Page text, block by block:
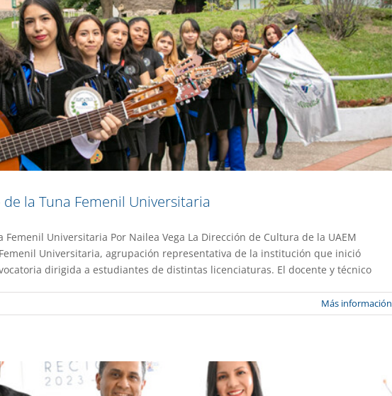
la Tuna Femenil Universitaria
Universitaria Por Nailea Vega La Dirección de Cultura de la UAEM
Universitaria, agrupación representativa de la institución que inició
dirigida a estudiantes de distintas licenciaturas. El docente y técnico
Más información
memoria histórica de Morelos en Radio UAEM
Destacado Extensión Gaceta UAEM No.559